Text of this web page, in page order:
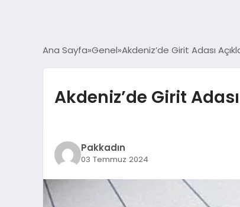
Ana Sayfa Genel Akdeniz’de Girit Adası
Akdeniz’de Girit
Pakkadın
03 Temmuz 2024